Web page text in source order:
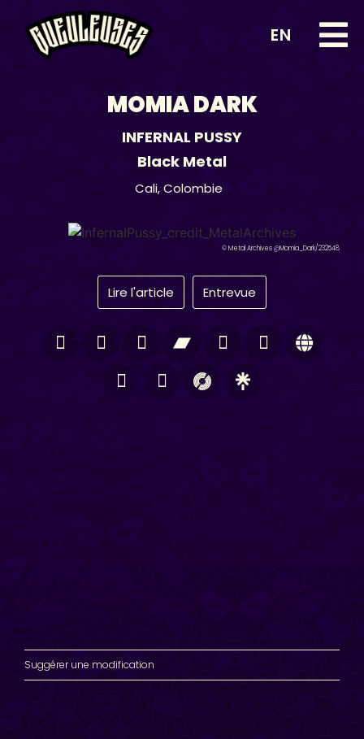
EN
MOMIA DARK
INFERNAL PUSSY
Black Metal
Cali,Colombie
© Metal Archives @Momia_Dark/232548
Lire l'article Entrevue
Suggérer une modification